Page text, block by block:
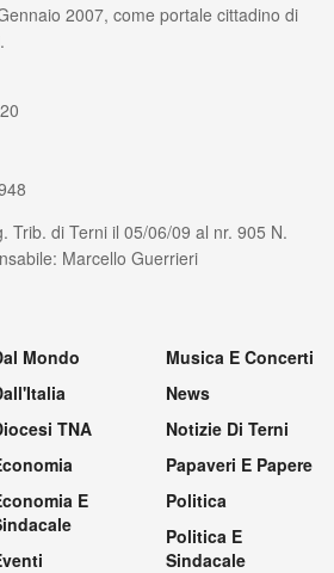
2007, come portale cittadino di
Trib. di Terni il 05/06/09 al nr. 905 N.
Marcello Guerrieri
Mondo
TNA
E
Musica E Concerti
News
Notizie Di Terni
Papaveri E Papere
Politica
Politica E
Sindacale